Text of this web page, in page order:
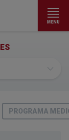
MENU
(FAQS)
PROGRAMA